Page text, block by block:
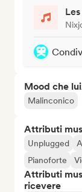
Mood che
Malinconico
Attributi
Unplugged
Pianoforte
Attributi
ricevere